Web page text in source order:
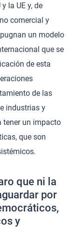
la UE y, de
comercial y
un modelo
que se
de esta
de las
industrias y
tener un impacto
que son
que ni la
por
y